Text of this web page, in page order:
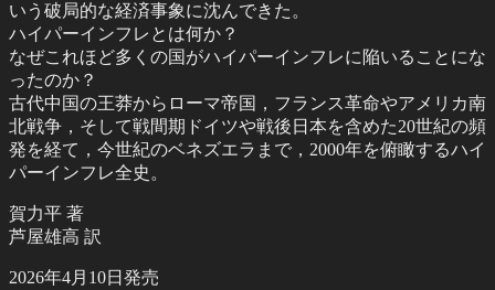
いう破局的な経済事象に沈んできた。
ハイパーインフレとは何か？
なぜこれほど多くの国がハイパーインフレに陥いることにな
ったのか？
古代中国の王莽からローマ帝国，フランス革命やアメリカ南
北戦争，そして戦間期ドイツや戦後日本を含めた20世紀の頻
発を経て，今世紀のベネズエラまで，2000年を俯瞰するハイ
パーインフレ全史。
賀力平 著
芦屋雄高 訳
2026年4月10日発売